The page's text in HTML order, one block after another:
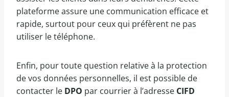
plateforme assure une communication efficace et
rapide, surtout pour ceux qui préfèrent ne pas
utiliser le téléphone.
Enfin, pour toute question relative à la protection
de vos données personnelles, il est possible de
contacter le DPO par courrier à l’adresse CIFD